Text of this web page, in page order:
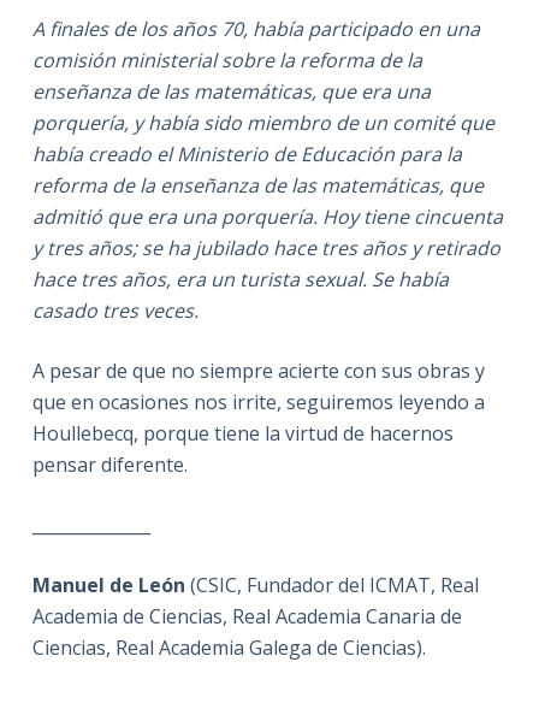
A finales de los años 70, había participado en una
comisión ministerial sobre la reforma de la
enseñanza de las matemáticas, que era una
porquería, y había sido miembro de un comité que
había creado el Ministerio de Educación para la
reforma de la enseñanza de las matemáticas, que
admitió que era una porquería. Hoy tiene cincuenta
y tres años; se ha jubilado hace tres años yretirado
hace tres años, era un turista sexual. Se había
casado tres veces.
A pesar de que no siempre acierte con sus obras y
que en ocasiones nos irrite, seguiremos leyendo a
Houllebecq, porque tiene la virtud de hacernos
pensar diferente.
Manuel de León (CSIC, Fundador del ICMAT, Real
Academia de Ciencias, Real Academia Canaria de
Ciencias, Real Academia Galega de Ciencias).